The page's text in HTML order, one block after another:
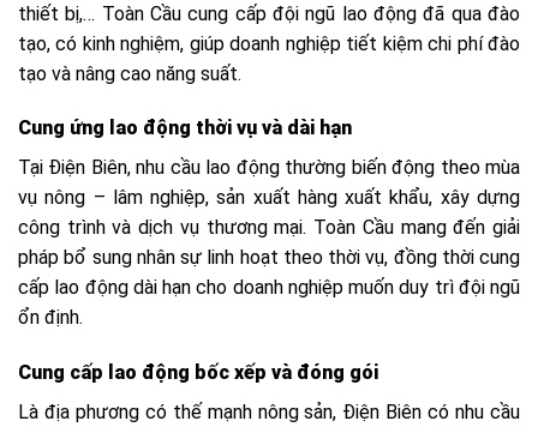
thiết bị,… Toàn Cầu cung cấp đội ngũ lao động đã qua đào
tạo, có kinh nghiệm, giúp doanh nghiệp tiết kiệm chi phí đào
tạo và nâng cao năng suất.
Cung ứng lao động thời vụ và dài hạn
Tại Điện Biên, nhu cầu lao động thường biến động theo mùa
vụ nông – lâm nghiệp, sản xuất hàng xuất khẩu, xây dựng
công trình và dịch vụ thương mại. Toàn Cầu mang đến giải
pháp bổ sung nhân sự linh hoạt theo thời vụ, đồng thời cung
cấp lao động dài hạn cho doanh nghiệp muốn duy trì đội ngũ
ổn định.
Cung cấp lao động bốc xếp và đóng gói
Là địa phương có thế mạnh nông sản, Điện Biên có nhu cầu